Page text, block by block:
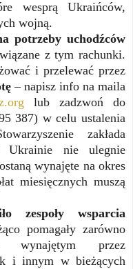
wesprą Ukraińców,
wojną.
potrzeby uchodźców
z tym rachunki.
i przelewać przez
– napisz info na maila
lub zadzwoń do
387) w celu ustalenia
zakłada
Ukrainie nie ulegnie
wynajęte na okres
miesięcznych muszą
zespoły wsparcia
pomagały zarówno
wynajętym przez
i innym w bieżących